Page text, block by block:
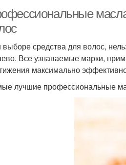
средства для волос,
Все узнаваемые марки,
максимально
лучшие профессиональные